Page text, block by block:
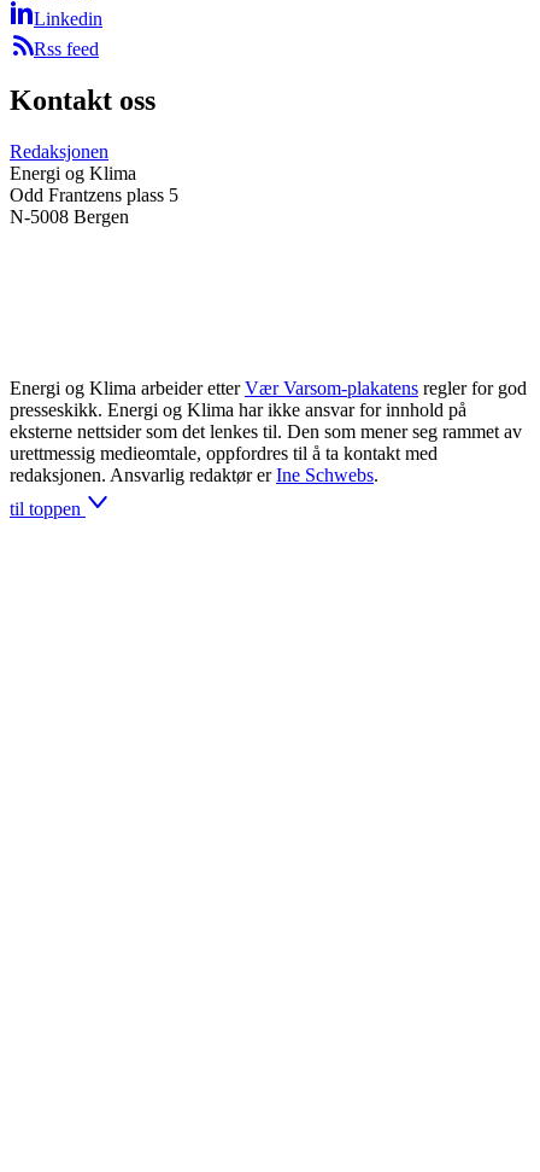
Linkedin
Rss feed
Kontakt oss
Redaksjonen
Energi og Klima
Odd Frantzens plass 5
N-5008 Bergen
Energi og Klima arbeider etter Vær Varsom-plakatens regler for god
presseskikk. Energi og Klima har ikke ansvar for innhold på
eksterne nettsider som det lenkes til. Den som mener seg rammet av
urettmessig medieomtale, oppfordres til å ta kontakt med
redaksjonen. Ansvarlig redaktør er Ine Schwebs.
til toppen